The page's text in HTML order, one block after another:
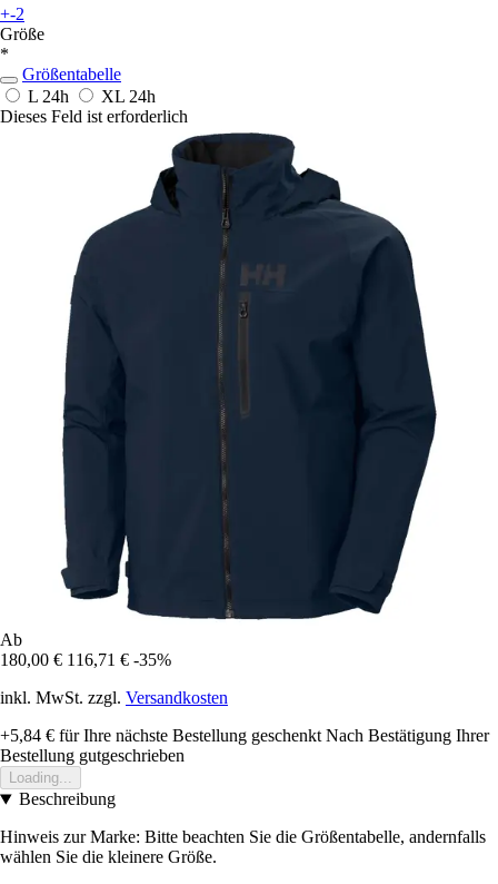
+-2
Größe
*
Größentabelle
L 24h XL 24h
Dieses Feld ist erforderlich
Ab
180,00 € 116,71 € -35%
inkl. MwSt. zzgl. Versandkosten
+5,84 € für Ihre nächste Bestellung geschenkt Nach Bestätigung Ihrer
Bestellung gutgeschrieben
Loading...
Beschreibung
Hinweis zur Marke: Bitte beachten Sie die Größentabelle, andernfalls
wählen Sie die kleinere Größe.